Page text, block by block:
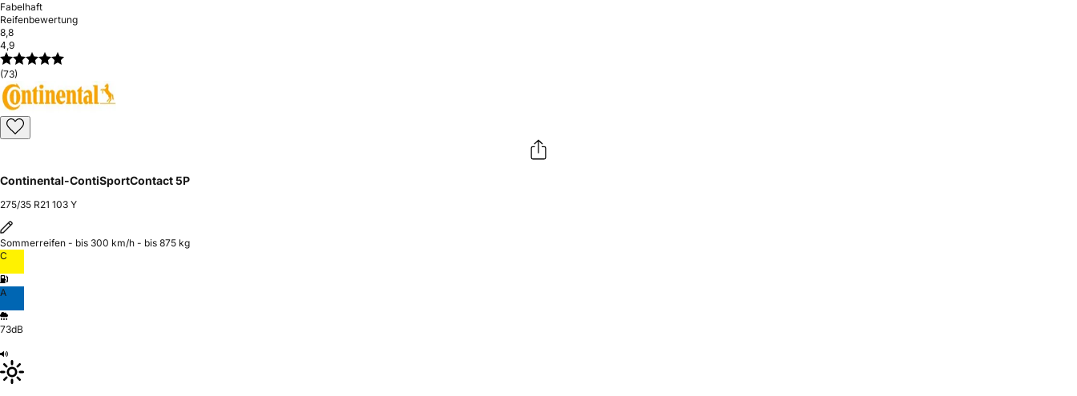
Fabelhaft
Reifenbewertung
8,8
4,9
(73)
Continental-ContiSportContact 5P
275/35 R21 103 Y
Sommerreifen - bis 300 km/h - bis 875 kg
C
A
73dB